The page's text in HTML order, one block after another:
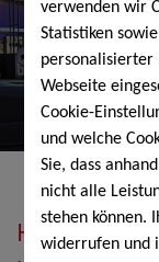
verwenden wir
Statistiken
personalisierter
Webseite
Cookie-
und welche
Sie, dass
nicht alle
stehen können.
widerrufen und
Heizöl,